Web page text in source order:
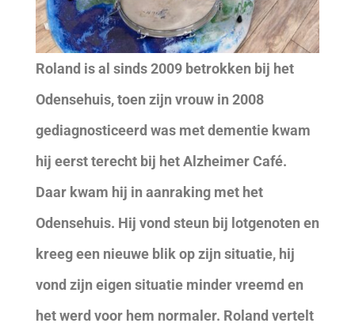
Roland is al sinds 2009 betrokken bij het
Odensehuis, toen zijn vrouw in 2008
gediagnosticeerd was met dementie kwam
hij eerst terecht bij het Alzheimer Café.
Daar kwam hij in aanraking met het
Odensehuis. Hij vond steun bij lotgenoten en
kreeg een nieuwe blik op zijn situatie, hij
vond zijn eigen situatie minder vreemd en
het werd voor hem normaler. Roland vertelt